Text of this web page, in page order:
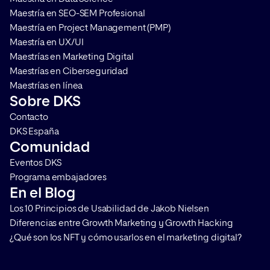
Maestría en SEO-SEM Profesional
Maestría en Project Management (PMP)
Maestría en UX/UI
Maestrías en Marketing Digital
Maestrías en Ciberseguridad
Maestrías en línea
Sobre DKS
Contacto
DKS España
Comunidad
Eventos DKS
Programa embajadores
En el Blog
Los 10 Principios de Usabilidad de Jakob Nielsen
Diferencias entre Growth Marketing y Growth Hacking
¿Qué son los NFT y cómo usarlos en el marketing digital?